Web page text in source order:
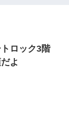
ロック3階
よ